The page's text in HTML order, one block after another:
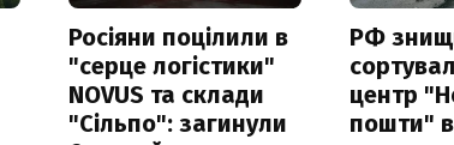
Росіяни поцілили в
"серце логістики"
NOVUS та склади
"Сільпо": загинули
РФ
центр
пошти" в